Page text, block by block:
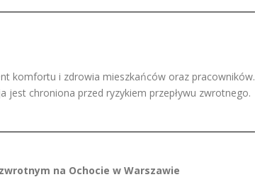
komfortu i zdrowia mieszkańców oraz pracowników.
jest chroniona przed ryzykiem przepływu zwrotnego.
na Ochocie w Warszawie